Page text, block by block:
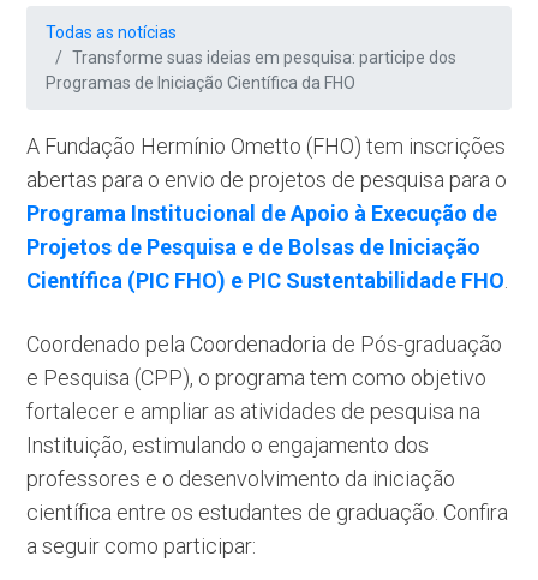
Todas as notícias
Transforme suas ideias em pesquisa: participe dos
Programas de Iniciação Científica da FHO
A Fundação Hermínio Ometto (FHO) tem inscrições
abertas para o envio de projetos de pesquisa para o
Programa Institucional de Apoio à Execução de
Projetos de Pesquisa e de Bolsas de Iniciação
Científica (PIC FHO) e PIC Sustentabilidade FHO
Coordenado pela Coordenadoria de Pós-graduação
e Pesquisa (CPP), o programa tem como objetivo
fortalecer e ampliar as atividades de pesquisa na
Instituição, estimulando o engajamento dos
professores e o desenvolvimento da iniciação
científica entre os estudantes de graduação. Confira
a seguir como participar: